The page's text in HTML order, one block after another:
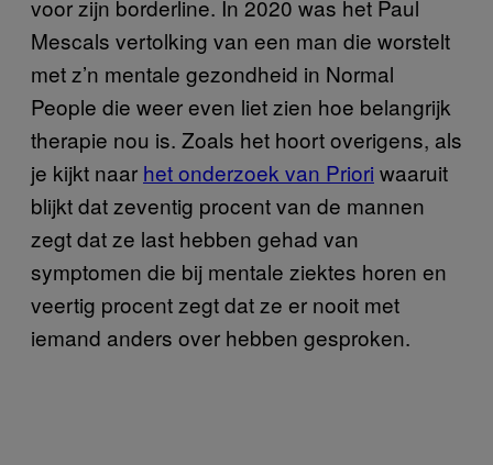
voor zijn borderline. In 2020 was het Paul
Mescals vertolking van een man die worstelt
met z’n mentale gezondheid in Normal
People die weer even liet zien hoe belangrijk
therapie nou is. Zoals het hoort overigens, als
je kijkt naar het onderzoek van Priori waaruit
blijkt dat zeventig procent van de mannen
zegt dat ze last hebben gehad van
symptomen die bij mentale ziektes horen en
veertig procent zegt dat ze er nooit met
iemand anders over hebben gesproken.